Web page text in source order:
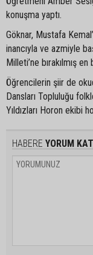
konuşma yaptı.
Göknar, Mustafa
inancıyla ve azmiyle
Milleti’ne bırakılmış
Öğrencilerin şiir de
Dansları Topluluğu
Yıldızları Horon ekibi
HABERE YORUM KAT